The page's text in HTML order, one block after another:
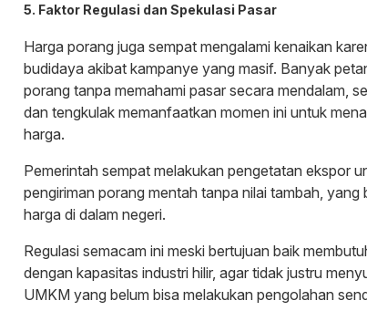
5. Faktor Regulasi dan Spekulasi Pasar
Harga porang juga sempat mengalami kenaikan
budidaya akibat kampanye yang masif. Banyak
porang tanpa memahami pasar secara mendalam,
dan tengkulak memanfaatkan momen ini untuk
harga.
Pemerintah sempat melakukan pengetatan ekspor
pengiriman porang mentah tanpa nilai tambah, yang
harga di dalam negeri.
Regulasi semacam ini meski bertujuan baik
dengan kapasitas industri hilir, agar tidak justru
UMKM yang belum bisa melakukan pengolahan